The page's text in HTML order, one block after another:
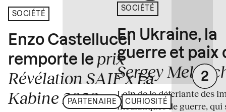
SOCIÉTÉ
Enzo Castellucci
remporte le prix
Révélation SAIF x La
Kabine 2026
PARTENAIRE CURIOSITÉ
SOCIÉTÉ
En Ukraine, la
guerre et paix
Sergey
Loin de la déferlante des
médiatiques de guerre, qui